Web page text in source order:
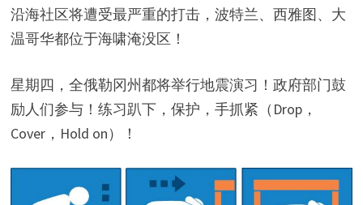
沿海社区将遭受最严重的打击，波特兰、西雅图、大
温哥华都位于海啸淹没区！
星期四，全俄勒冈州都将举行地震演习！政府部门鼓
励人们参与！练习趴下，保护，手抓紧（Drop，
Cover，Hold on）！